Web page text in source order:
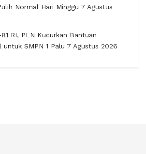
Normal Hari Minggu 7 Agustus
RI, PLN Kucurkan Bantuan
untuk SMPN 1 Palu 7 Agustus 2026